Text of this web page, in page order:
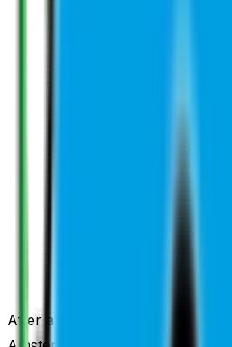
After a long journey, I finally